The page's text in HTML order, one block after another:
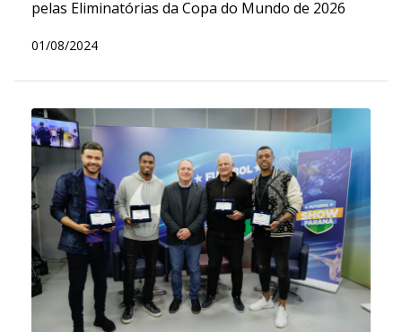
pelas Eliminatórias da Copa do Mundo de 2026
01/08/2024